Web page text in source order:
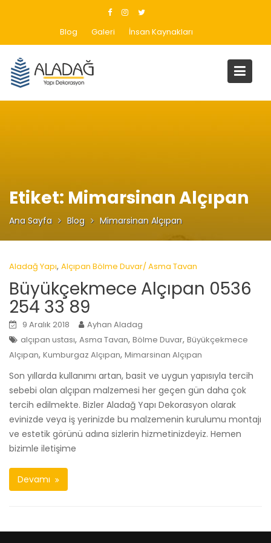
Blog Galeri İnsan Kaynakları
Etiket: Mimarsinan Alçıpan
Ana Sayfa Blog Mimarsinan Alçıpan
Aladağ Yapı, Alçıpan Bölme Duvar/ Asma Tavan
Büyükçekmece Alçıpan 0536
254 33 89
9 Aralık 2018
Ayhan Aladag
alçıpan ustası, Asma Tavan, Bölme Duvar, Büyükçekmece
Alçıpan, Kumburgaz Alçıpan, Mimarsinan Alçıpan
Son yıllarda kullanımı artan, basit ve uygun yapısıyla tercih
sebebi olan alçıpan malzemesi her geçen gün daha çok
tercih edilmekte. Bizler Aladağ Yapı Dekorasyon olarak
evinizde veya iş yerinizde bu malzemenin kurulumu montajı
ve estetik görünü adına sizlerin hizmetinizdeyiz. Hemen
bizimle iletişime
Devamı